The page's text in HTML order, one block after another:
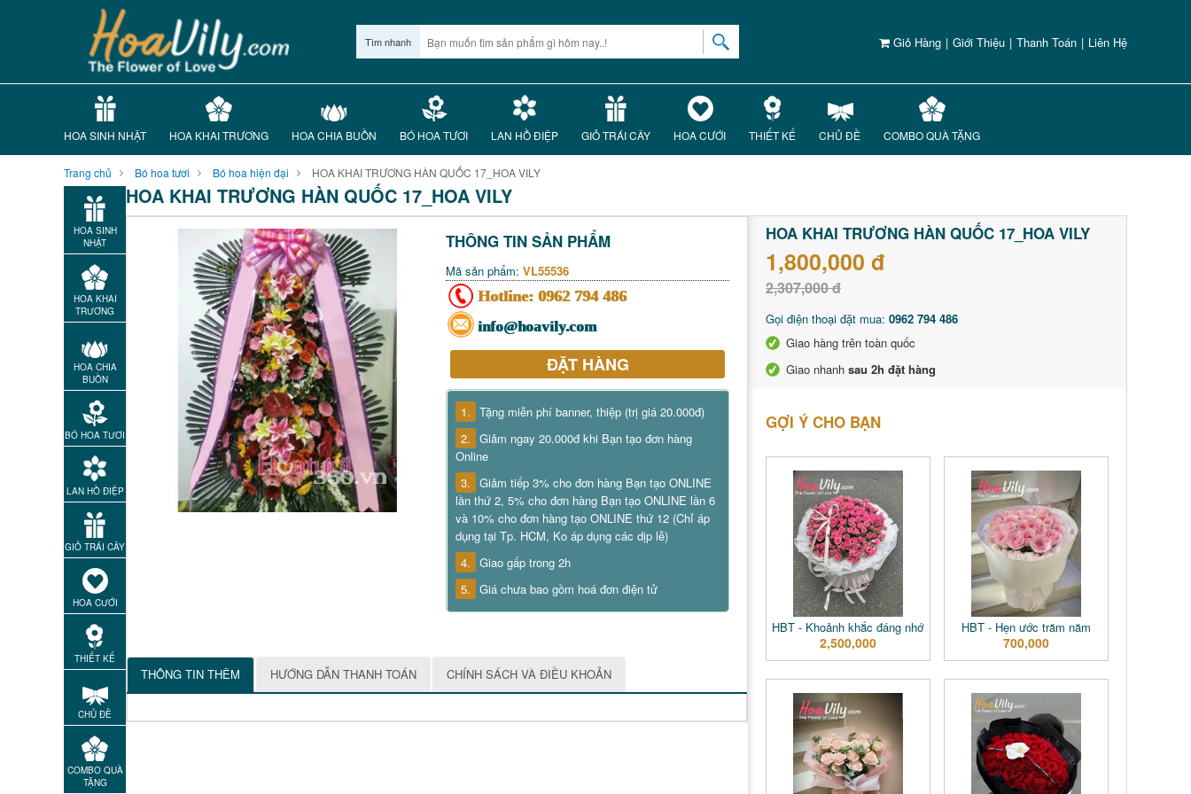
Giỏ Hàng | Giới Thiệu | Thanh Toán | Liên Hệ
Tìm nhanh
HOA SINH NHẬT HOA KHAI TRƯƠNG HOA CHIA BUỒN BÓ HOA TƯƠI LAN HỒ ĐIỆP GIỎ TRÁI CÂY HOA CƯỚI THIẾT KẾ CHỦ ĐỀ COMBO QUÀ TẶNG
Trang chủ Bó hoa tươi Bó hoa hiện đại HOA KHAI TRƯƠNG HÀN QUỐC 17_HOA VILY
HOA SINH
NHẬT
HOA KHAI
TRƯƠNG
HOA CHIA
BUỒN
BÓ HOA TƯƠI
LAN HỒ ĐIỆP
GIỎ TRÁI CÂY
HOA CƯỚI
THIẾT KẾ
CHỦ ĐỀ
COMBO QUÀ
TẶNG
HOA KHAI TRƯƠNG HÀN QUỐC 17_HOA VILY
THÔNG TIN SẢN PHẨM
Mã sản phẩm: VL55536
Hotline: 0962 794 486
info@hoavily.com
ĐẶT HÀNG
1. Tặng miễn phí banner, thiệp (trị giá 20.000đ)
2. Giảm ngay 20.000đ khi Bạn tạo đơn hàng
Online
3. Giảm tiếp 3% cho đơn hàng Bạn tạo ONLINE
lần thứ 2, 5% cho đơn hàng Bạn tạo ONLINE lần 6
và 10% cho đơn hàng tạo ONLINE thứ 12 (Chỉ áp
dụng tại Tp. HCM, Ko áp dụng các dịp lễ)
4. Giao gấp trong 2h
5. Giá chưa bao gồm hoá đơn điện tử
THÔNG TIN THÊM HƯỚNG DẪN THANH TOÁN CHÍNH SÁCH VÀ ĐIỀU KHOẢN
HOA KHAI TRƯƠNG HÀN QUỐC 17_HOA VILY
1,800,000 đ
2,307,000 đ
Gọi điện thoại đặt mua: 0962 794 486
Giao hàng trên toàn quốc
Giao nhanh sau 2h đặt hàng
GỢI Ý CHO BẠN
HBT - Khoảnh khắc đáng nhớ
2,500,000
HBT - Hẹn ước trăm năm
700,000